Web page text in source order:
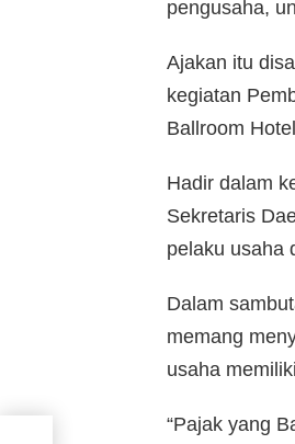
pengusaha,
Ajakan itu
kegiatan
Ballroom
Hadir dalam
Sekretaris
pelaku usaha
Dalam
memang
usaha
“Pajak yang